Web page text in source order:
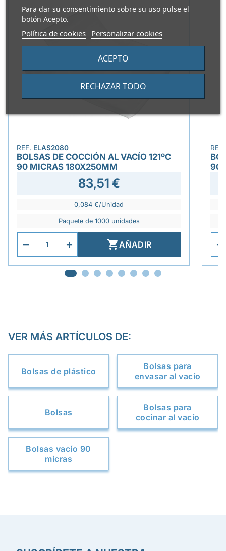
Para dar su consentimiento sobre su uso pulse el
botón Acepto.
Política de cookies Personalizar cookies
RECHAZAR TODO
ACEPTO
REF. ELAS2080
BOLSAS DE COCCIÓN AL VACÍO 121ºC
90 MICRAS 180X250MM
83,51 €
0,084 €/Unidad
Paquete de 1000 unidades
AÑADIR
90
VER MÁS ARTÍCULOS DE:
Bolsas de plástico
Bolsas para
envasar al vacío
Bolsas
Bolsas para
cocinar al vacío
Bolsas vacío 90
micras